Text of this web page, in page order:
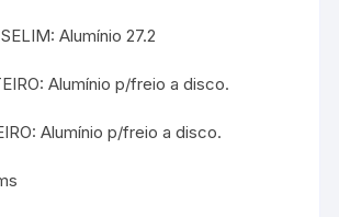
Alumínio 27.2
Alumínio p/freio a disco.
Alumínio p/freio a disco.